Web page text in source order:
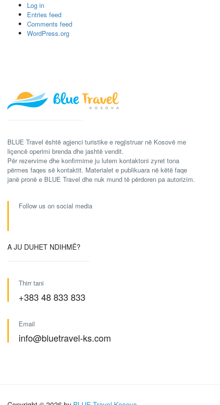
Log in
Entries feed
Comments feed
WordPress.org
BLUE Travel është agjenci turistike e regjistruar në Kosovë me
liçencë operimi brenda dhe jashtë vendit.
Për rezervime dhe konfirmime ju lutem kontaktoni zyret tona
përmes faqes së kontaktit. Materialet e publikuara në këtë faqe
janë pronë e BLUE Travel dhe nuk mund të përdoren pa autorizim.
Follow us on social media
A JU DUHET NDIHMË?
Thirr tani
+383 48 833 833
Email
info@bluetravel-ks.com